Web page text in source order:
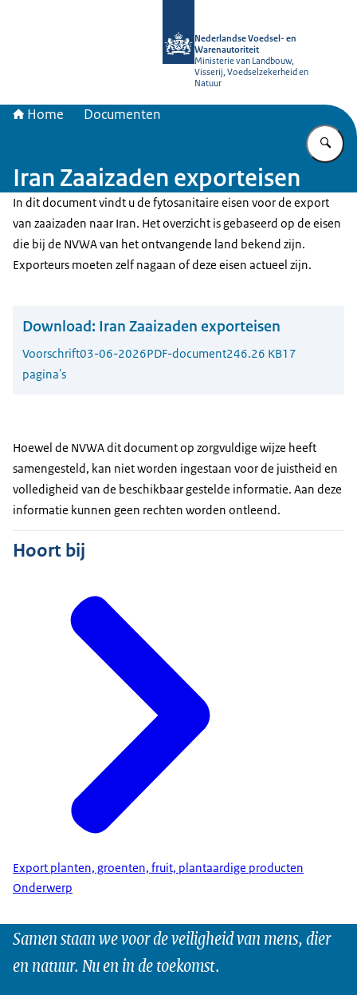
Nederlandse Voedsel- en
Warenautoriteit
Ministerie van Landbouw,
Visserij, Voedselzekerheid en
Natuur
Home Documenten
Iran Zaaizaden exporteisen
In dit document vindt u de fytosanitaire eisen voor de export
van zaaizaden naar Iran. Het overzicht is gebaseerd op de eisen
die bij de NVWA van het ontvangende land bekend zijn.
Exporteurs moeten zelf nagaan of deze eisen actueel zijn.
Download: Iran Zaaizaden exporteisen
Voorschrift03-06-2026PDF-document246.26 KB17
pagina's
Hoewel de NVWA dit document op zorgvuldige wijze heeft
samengesteld, kan niet worden ingestaan voor de juistheid en
volledigheid van de beschikbaar gestelde informatie. Aan deze
informatie kunnen geen rechten worden ontleend.
Hoort bij
Export planten, groenten, fruit, plantaardige producten
Onderwerp
Samen staan we voor de veiligheid van mens, dier
en natuur. Nu en in de toekomst.